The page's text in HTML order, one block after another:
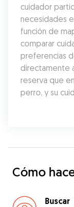
cuidador
necesidades
función de
comparar
preferencias
directamente
reserva que
perro, y su
Cómo
Buscar